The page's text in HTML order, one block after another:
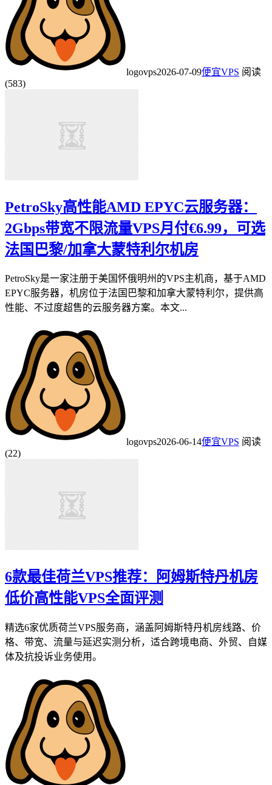
logovps2026-07-09便宜VPS 阅读
(583)
PetroSky高性能AMD EPYC云服务器：
2Gbps带宽不限流量VPS月付€6.99，可选
法国巴黎/加拿大蒙特利尔机房
PetroSky是一家注册于美国怀俄明州的VPS主机商，基于AMD
EPYC服务器，机房位于法国巴黎和加拿大蒙特利尔，提供高
性能、不过度超售的云服务器方案。本文...
logovps2026-06-14便宜VPS 阅读
(22)
6款最佳荷兰VPS推荐：阿姆斯特丹机房
低价高性能VPS全面评测
精选6家优质荷兰VPS服务商，涵盖阿姆斯特丹机房线路、价
格、带宽、流量与延迟实测分析，适合跨境电商、外贸、自媒
体及抗投诉业务使用。